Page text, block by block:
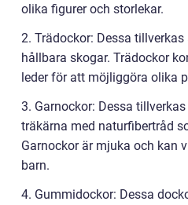
olika figurer och storlekar.
2. Trädockor: Dessa
hållbara skogar. Trädockor
leder för att möjliggöra olika
3. Garnockor: Dessa
träkärna med naturfibertråd
Garnockor är mjuka och kan
barn.
4. Gummidockor: Dessa